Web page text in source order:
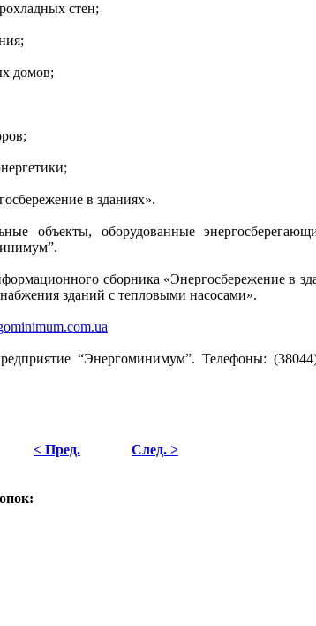
стен;
домов;
в зданиях».
объекты, оборудованные
сборника «Энергосбережение в
зданий с тепловыми насосами».
“Энергоминимум”. Телефоны:
< Пред.
След. >